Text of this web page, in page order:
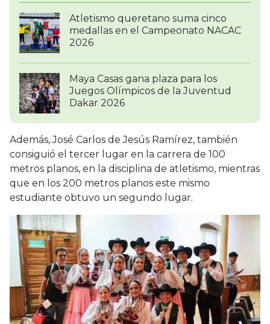
Atletismo queretano suma cinco
medallas en el Campeonato NACAC
2026
Maya Casas gana plaza para los
Juegos Olímpicos de la Juventud
Dakar 2026
Además, José Carlos de Jesús Ramírez, también
consiguió el tercer lugar en la carrera de 100
metros planos, en la disciplina de atletismo, mientras
que en los 200 metros planos este mismo
estudiante obtuvo un segundo lugar.